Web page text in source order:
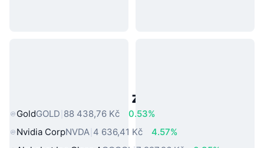
Populární aktiva z reálného světa
GoldGOLD 88 438,76 Kč
0.53%
Nvidia CorpNVDA 4 636,41 Kč
4.57%